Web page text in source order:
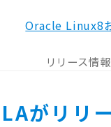
Oracle Linux8
リリース情
がリリ